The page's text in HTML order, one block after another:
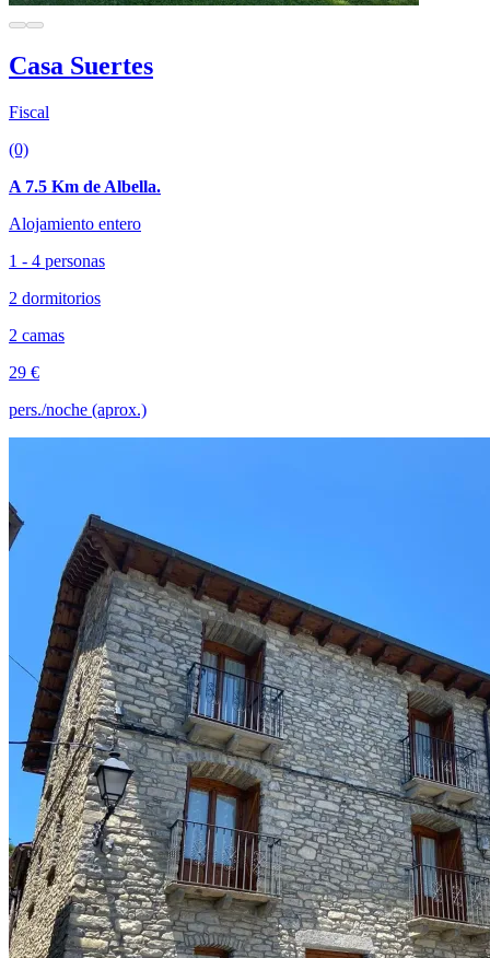
Casa Suertes
Fiscal
(0)
A 7.5 Km de Albella.
Alojamiento entero
1 - 4 personas
2 dormitorios
2 camas
29 €
pers./noche (aprox.)